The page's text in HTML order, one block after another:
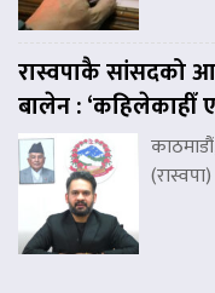
रास्वपाकै सांसदको
बालेन : ‘कहिलेकाहीँ